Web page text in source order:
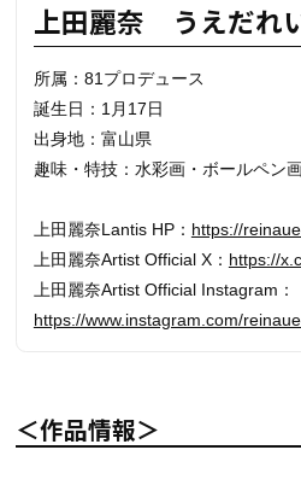
上田麗奈 うえだれ
所属：81プロデュース
誕生日：1月17日
出身地：富山県
趣味・特技：水彩画・ボールペン
上田麗奈Lantis HP： https://
上田麗奈Artist Official X： https://
上田麗奈Artist Official Instagram：
https://www.instagram.com/
＜作品情報＞